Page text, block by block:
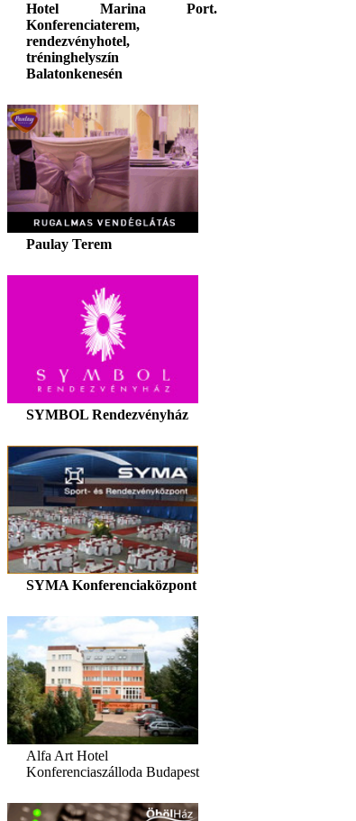
Hotel Marina Port.
Konferenciaterem,
rendezvényhotel,
tréninghelyszín
Balatonkenesén
Paulay Terem
SYMBOL Rendezvényház
SYMA Konferenciaközpont
Alfa Art Hotel
Konferenciaszálloda Budapest